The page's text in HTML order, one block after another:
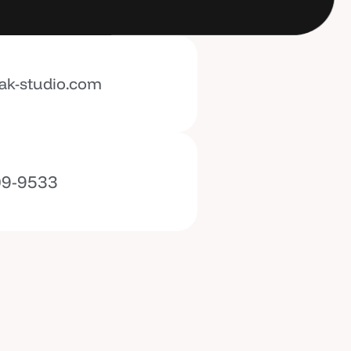
studio.com
9533